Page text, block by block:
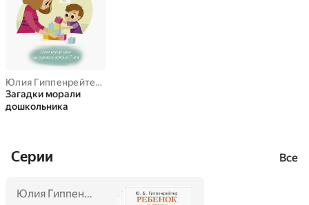
Юлия Гиппенрейтер,
Загадки морали
дошкольника
Cерии Все
Юлия Гиппенрейтер Алексей Николаевич Рудаков